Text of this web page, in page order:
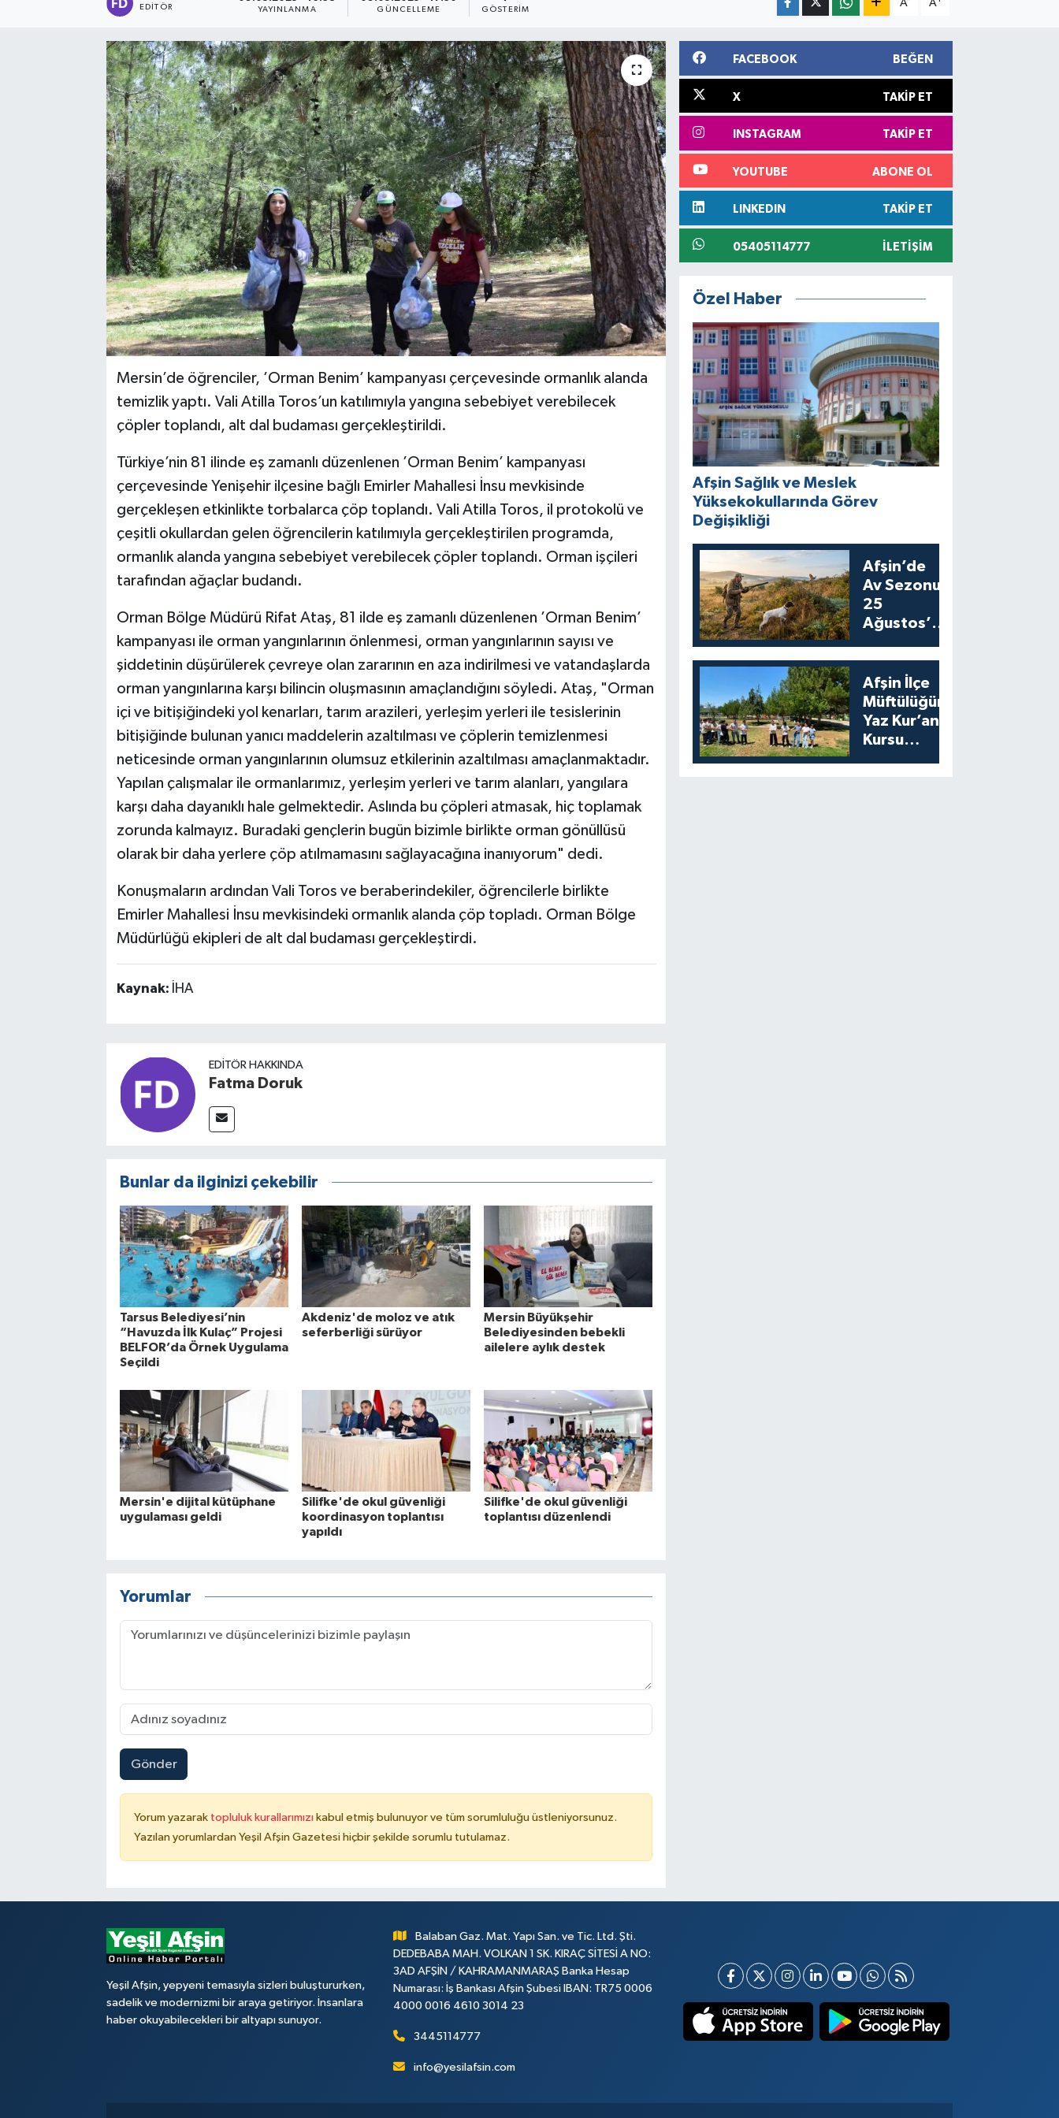
EDITÖR YAYINLANMA GÜNCELLEME GÖSTERIM
A A
Mersin’de öğrenciler, ’Orman Benim’ kampanyası çerçevesinde ormanlık alanda
temizlik yaptı. Vali Atilla Toros’un katılımıyla yangına sebebiyet verebilecek
çöpler toplandı, alt dal budaması gerçekleştirildi.
Türkiye’nin 81 ilinde eş zamanlı düzenlenen ’Orman Benim’ kampanyası
çerçevesinde Yenişehir ilçesine bağlı Emirler Mahallesi İnsu mevkisinde
gerçekleşen etkinlikte torbalarca çöp toplandı. Vali Atilla Toros, il protokolü ve
çeşitli okullardan gelen öğrencilerin katılımıyla gerçekleştirilen programda,
ormanlık alanda yangına sebebiyet verebilecek çöpler toplandı. Orman işçileri
tarafından ağaçlar budandı.
Orman Bölge Müdürü Rifat Ataş, 81 ilde eş zamanlı düzenlenen ’Orman Benim’
kampanyası ile orman yangınlarının önlenmesi, orman yangınlarının sayısı ve
şiddetinin düşürülerek çevreye olan zararının en aza indirilmesi ve vatandaşlarda
orman yangınlarına karşı bilincin oluşmasının amaçlandığını söyledi. Ataş, "Orman
içi ve bitişiğindeki yol kenarları, tarım arazileri, yerleşim yerleri ile tesislerinin
bitişiğinde bulunan yanıcı maddelerin azaltılması ve çöplerin temizlenmesi
neticesinde orman yangınlarının olumsuz etkilerinin azaltılması amaçlanmaktadır.
Yapılan çalışmalar ile ormanlarımız, yerleşim yerleri ve tarım alanları, yangılara
karşı daha dayanıklı hale gelmektedir. Aslında bu çöpleri atmasak, hiç toplamak
zorunda kalmayız. Buradaki gençlerin bugün bizimle birlikte orman gönüllüsü
olarak bir daha yerlere çöp atılmamasını sağlayacağına inanıyorum" dedi.
Konuşmaların ardından Vali Toros ve beraberindekiler, öğrencilerle birlikte
Emirler Mahallesi İnsu mevkisindeki ormanlık alanda çöp topladı. Orman Bölge
Müdürlüğü ekipleri de alt dal budaması gerçekleştirdi.
Kaynak: İHA
EDITÖR HAKKINDA
Fatma Doruk
Bunlar da ilginizi çekebilir
Tarsus Belediyesi’nin
“Havuzda İlk Kulaç” Projesi
BELFOR’da Örnek Uygulama
Seçildi
Akdeniz'de moloz ve atık
seferberliği sürüyor
Mersin Büyükşehir
Belediyesinden bebekli
ailelere aylık destek
Mersin'e dijital kütüphane
uygulaması geldi
Silifke'de okul güvenliği
koordinasyon toplantısı
yapıldı
Silifke'de okul güvenliği
toplantısı düzenlendi
Yorumlar
Gönder
Yorum yazarak topluluk kurallarımızı kabul etmiş bulunuyor ve tüm sorumluluğu üstleniyorsunuz.
Yazılan yorumlardan Yeşil Afşin Gazetesi hiçbir şekilde sorumlu tutulamaz.
FACEBOOK BEĞEN
X TAKIP ET
INSTAGRAM TAKIP ET
YOUTUBE ABONE OL
LINKEDIN TAKIP ET
05405114777 İLETIŞIM
Özel Haber
Afşin Sağlık ve Meslek
Yüksekokullarında Görev
Değişikliği
Afşin’de
Av Sezonu
25
Ağustos’ta
Avıyla
Açılıyor
Afşin İlçe
Müftülüğünden
Yaz Kur’an
Kursu
Yeşil Afşin, yepyeni temasıyla sizleri buluştururken,
sadelik ve modernizmi bir araya getiriyor. İnsanlara
haber okuyabilecekleri bir altyapı sunuyor.
Balaban Gaz. Mat. Yapı San. ve Tic. Ltd. Şti.
DEDEBABA MAH. VOLKAN 1 SK. KIRAÇ SİTESİ A NO:
3AD AFŞİN / KAHRAMANMARAŞ Banka Hesap
Numarası: İş Bankası Afşin Şubesi IBAN: TR75 0006
4000 0016 4610 3014 23
3445114777
info@yesilafsin.com